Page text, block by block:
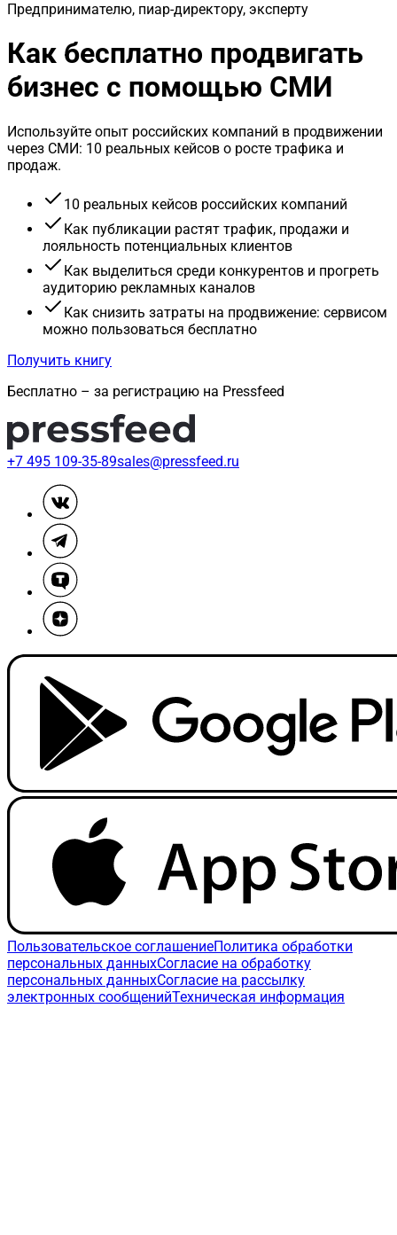
Предпринимателю, пиар-директору, эксперту
Как бесплатно продвигать
бизнес с помощью СМИ
Используйте опыт российских компаний в продвижении
через СМИ: 10 реальных кейсов о росте трафика и
продаж.
10 реальных кейсов российских компаний
Как публикации растят трафик, продажи и
лояльность потенциальных клиентов
Как выделиться среди конкурентов и прогреть
аудиторию рекламных каналов
Как снизить затраты на продвижение: сервисом
можно пользоваться бесплатно
Получить книгу
Бесплатно – за регистрацию на Pressfeed
+7 495 109-35-89sales@pressfeed.ru
Пользовательское соглашениеПолитика обработки
персональных данныхСогласие на обработку
персональных данныхСогласие на рассылку
электронных сообщенийТехническая информация